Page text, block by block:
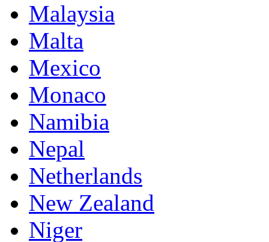
Malaysia
Malta
Mexico
Monaco
Namibia
Nepal
Netherlands
New Zealand
Niger